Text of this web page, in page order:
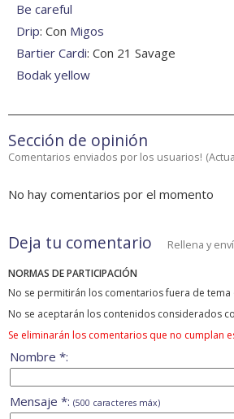
Be careful
Drip: Con Migos
Bartier Cardi: Con 21 Savage
Bodak yellow
Sección de opinión
Comentarios enviados por los usuarios! (
No hay comentarios por el momento
Deja tu comentario Rellena y
NORMAS DE PARTICIPACIÓN
No se permitirán los comentarios fuera de tema
No se aceptarán los contenidos considerados
Se eliminarán los comentarios que no cumplan
Nombre *:
Mensaje *: (500 caracteres máx)